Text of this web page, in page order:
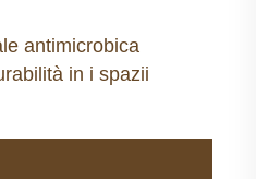
antimicrobica
in i spazii